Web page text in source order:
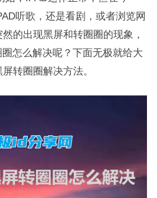
听歌，还是看剧，或者浏览网
的出现黑屏和转圈圈的现象，
怎么解决呢？下面无极就给大
转圈圈解决方法。